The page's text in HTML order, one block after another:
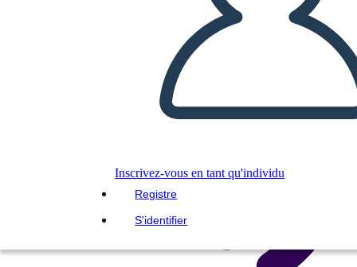
Inscrivez-vous en tant qu'individu
Registre
S'identifier